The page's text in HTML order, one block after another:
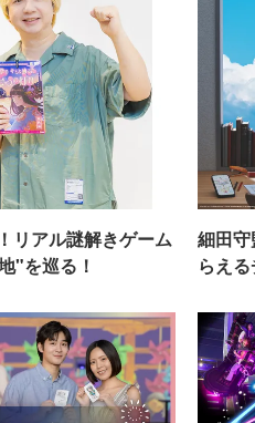
リアル謎解きゲーム
"を巡る！
細田
らえる